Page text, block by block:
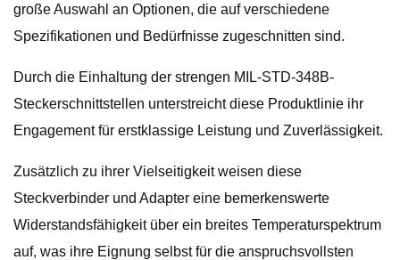
große Auswahl an Optionen, die auf verschiedene
Spezifikationen und Bedürfnisse zugeschnitten sind.
Durch die Einhaltung der strengen MIL-STD-348B-
Steckerschnittstellen unterstreicht diese Produktlinie ihr
Engagement für erstklassige Leistung und Zuverlässigkeit.
Zusätzlich zu ihrer Vielseitigkeit weisen diese
Steckverbinder und Adapter eine bemerkenswerte
Widerstandsfähigkeit über ein breites Temperaturspektrum
auf, was ihre Eignung selbst für die anspruchsvollsten